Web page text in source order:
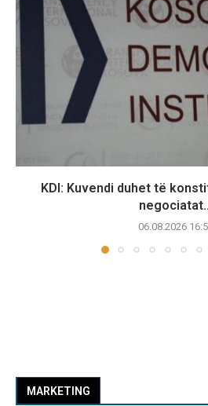
KDI: Kuvendi duhet të
06.08.2026
MARKETING